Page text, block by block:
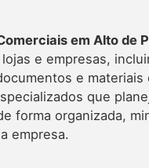
em Alto de
e empresas,
e materiais
que
forma organizada,
empresa.